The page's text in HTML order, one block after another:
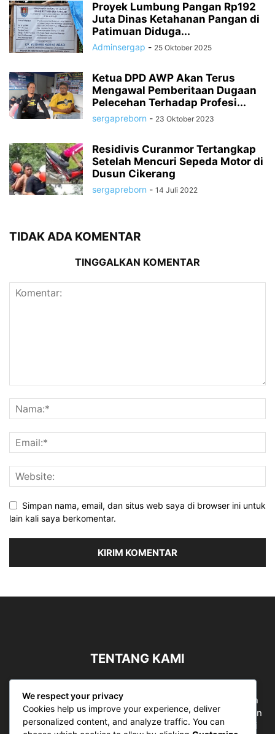
Proyek Lumbung Pangan Rp192
Juta Dinas Ketahanan Pangan di
Patimuan Diduga...
Adminsergap - 25 Oktober 2025
Ketua DPD AWP Akan Terus
Mengawal Pemberitaan Dugaan
Pelecehan Terhadap Profesi...
sergapreborn - 23 Oktober 2023
Residivis Curanmor Tertangkap
Setelah Mencuri Sepeda Motor di
Dusun Cikerang
sergapreborn - 14 Juli 2022
TIDAK ADA KOMENTAR
TINGGALKAN KOMENTAR
Simpan nama, email, dan situs web saya di browser ini untuk
lain kali saya berkomentar.
TENTANG KAMI
bergerak di ruang jurnalistik, sebagai entitas pemberian
ruang Publik, Media merupakan literasi mutlak diperlukan
sebagai kemampuan dasar berpikir kritis untuk hidup di
We respect your privacy
Cookies help us improve your experience, deliver
personalized content, and analyze traffic. You can